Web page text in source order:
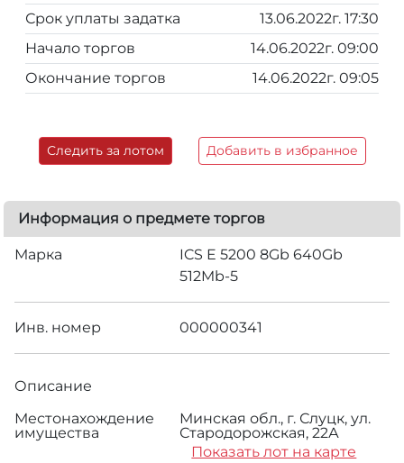
Срок уплаты задатка
13.06.2022г. 17:30
Начало торгов
14.06.2022г. 09:00
Окончание торгов
14.06.2022г. 09:05
Следить за лотом Добавить в избранное
Информация о предмете торгов
Марка
ICS E 5200 8Gb 640Gb
512Mb-5
Инв. номер 000000341
Описание
Местонахождение
имущества
Минская обл., г. Слуцк, ул.
Стародорожская, 22А
Показать лот на карте